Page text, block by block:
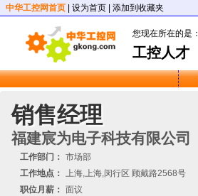
中华工控网首页 设为首页 添加到收藏夹
您现在所在的是：
工控人才
销售经理
福建宸为电子科技有限公司
工作部门： 市场部
工作地点： 上海,上海,闵行区 顾戴路2568号
职位月薪： 面议